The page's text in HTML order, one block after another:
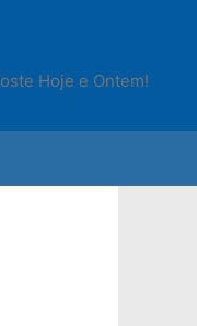
Hoje e Ontem!